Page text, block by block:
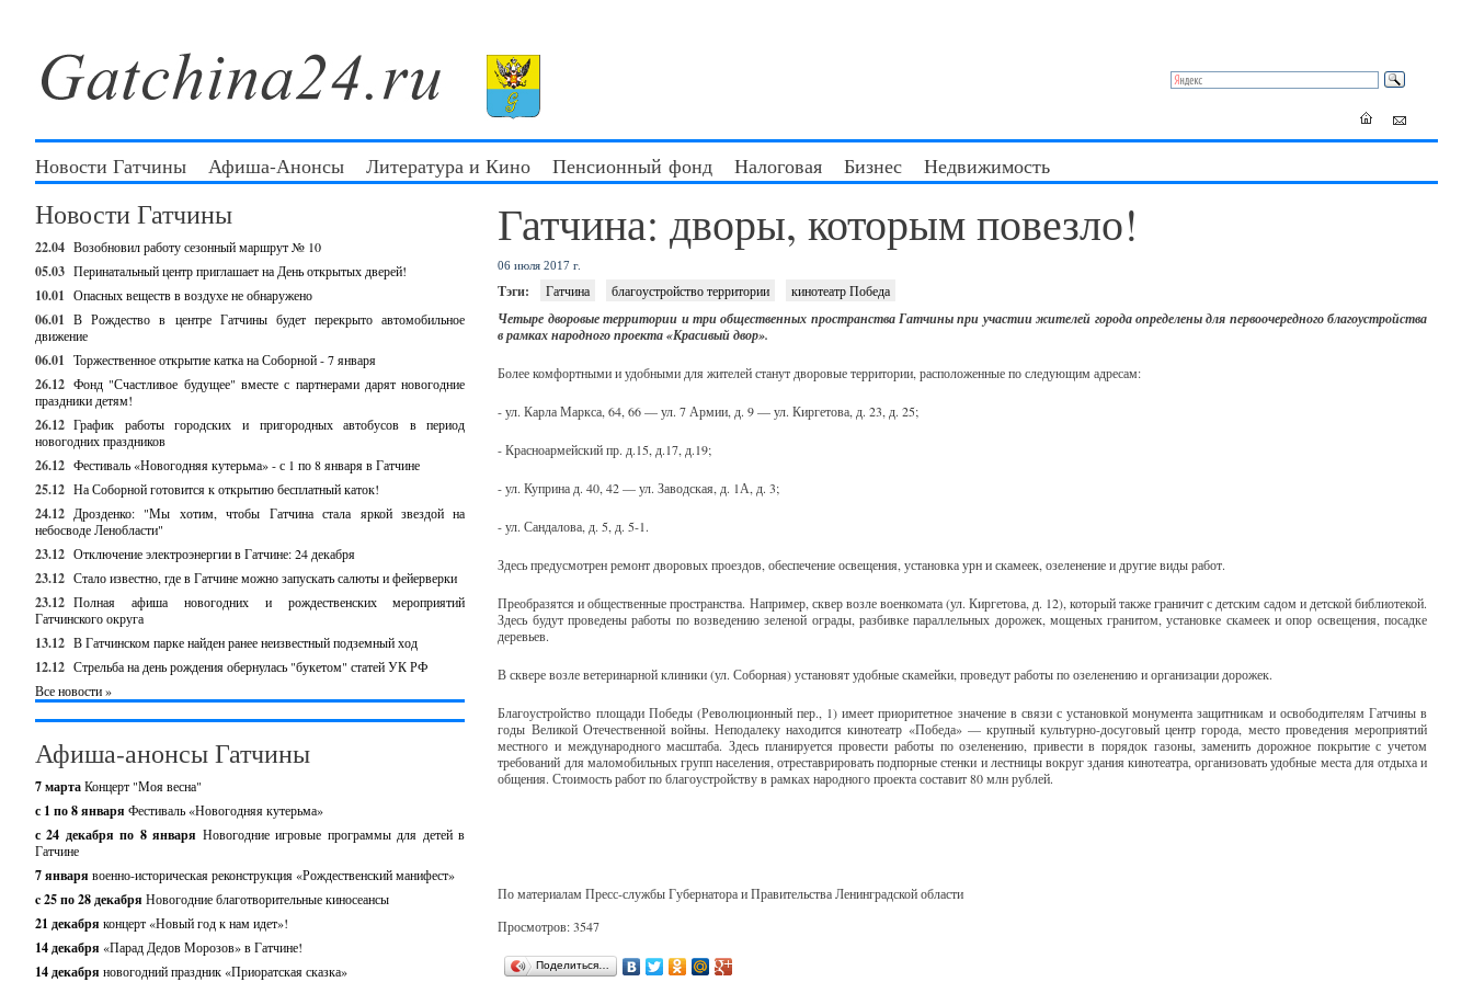
Новости Гатчины Афиша-Анонсы Литература и Кино Пенсионный фонд Налоговая Бизнес Недвижимость
Новости Гатчины
22.04 Возобновил работу сезонный маршрут № 10
05.03 Перинатальный центр приглашает на День открытых дверей!
10.01 Опасных веществ в воздухе не обнаружено
06.01 В Рождество в центре Гатчины будет перекрыто автомобильное
движение
06.01 Торжественное открытие катка на Соборной - 7 января
26.12 Фонд "Счастливое будущее" вместе с партнерами дарят новогодние
праздники детям!
26.12 График работы городских и пригородных автобусов в период
новогодних праздников
26.12 Фестиваль «Новогодняя кутерьма» - с 1 по 8 января в Гатчине
25.12 На Соборной готовится к открытию бесплатный каток!
24.12 Дрозденко: "Мы хотим, чтобы Гатчина стала яркой звездой на
небосводе Ленобласти"
23.12 Отключение электроэнергии в Гатчине: 24 декабря
23.12 Стало известно, где в Гатчине можно запускать салюты и фейерверки
23.12 Полная афиша новогодних и рождественских мероприятий
Гатчинского округа
13.12 В Гатчинском парке найден ранее неизвестный подземный ход
12.12 Стрельба на день рождения обернулась "букетом" статей УК РФ
Все новости »
Афиша-анонсы Гатчины
7 мартаКонцерт "Моя весна"
с 1 по 8 января Фестиваль «Новогодняя кутерьма»
с 24 декабря по 8 января Новогодние игровые программы для детей в
Гатчине
7 января военно-историческая реконструкция «Рождественский манифест»
c 25 по 28 декабря Новогодние благотворительные киносеансы
21 декабря концерт «Новый год к нам идет»!
14 декабря «Парад Дедов Морозов» в Гатчине!
14 декабря новогодний праздник «Приоратская сказка»
Гатчина: дворы, которым повезло!
06 июля 2017 г.
Тэги: Гатчина благоустройство территории кинотеатр Победа
Четыре дворовые территории и три общественных пространства Гатчины при участии жителей города определены для первоочередного благоустройства
в рамках народного проекта «Красивый двор».
Более комфортными и удобными для жителей станут дворовые территории, расположенные по следующим адресам:
- ул. Карла Маркса, 64, 66 — ул. 7 Армии, д. 9 — ул. Киргетова, д. 23, д. 25;
- Красноармейский пр. д.15, д.17, д.19;
- ул. Куприна д. 40, 42 — ул. Заводская, д. 1А, д. 3;
- ул. Сандалова, д. 5, д. 5-1.
Здесь предусмотрен ремонт дворовых проездов, обеспечение освещения, установка урн и скамеек, озеленение и другие виды работ.
Преобразятся и общественные пространства. Например, сквер возле военкомата (ул. Киргетова, д. 12), который также граничит с детским садом и детской библиотекой.
Здесь будут проведены работы по возведению зеленой ограды, разбивке параллельных дорожек, мощеных гранитом, установке скамеек и опор освещения, посадке
деревьев.
В сквере возле ветеринарной клиники (ул. Соборная) установят удобные скамейки, проведут работы по озеленению и организации дорожек.
Благоустройство площади Победы (Революционный пер., 1) имеет приоритетное значение в связи с установкой монумента защитникам и освободителям Гатчины в
годы Великой Отечественной войны. Неподалеку находится кинотеатр «Победа» — крупный культурно-досуговый центр города, место проведения мероприятий
местного и международного масштаба. Здесь планируется провести работы по озеленению, привести в порядок газоны, заменить дорожное покрытие с учетом
требований для маломобильных групп населения, отреставрировать подпорные стенки и лестницы вокруг здания кинотеатра, организовать удобные места для отдыха и
общения. Стоимость работ по благоустройству в рамках народного проекта составит 80 млн рублей.
По материалам Пресс-службы Губернатора и Правительства Ленинградской области
Просмотров: 3547
Поделиться…